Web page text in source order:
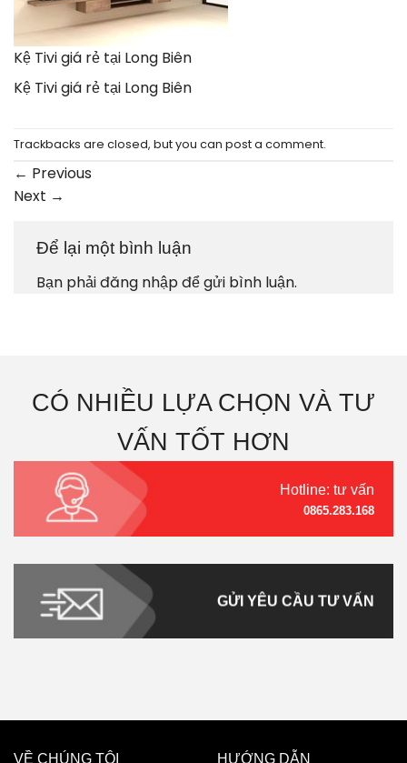
Kệ Tivi giá rẻ tại Long Biên
Kệ Tivi giá rẻ tại Long Biên
Trackbacks are closed, but you can post a comment.
← Previous
Next →
Để lại một bình luận
Bạn phảiđăng nhậpđể gửi bình luận.
CÓ NHIỀU LỰA CHỌN VÀ TƯ
VẤN TỐT HƠN
Hotline: tư vấn
0865.283.168
GỬI YÊU CẦU TƯ VẤN
VỀ CHÚNG TÔI
HƯỚNG DẪN